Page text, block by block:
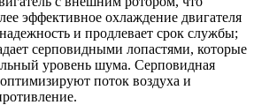
эффективное охлаждение двигателя
и продлевает срок службы;
серповидными лопастями, которые
уровень шума. Серповидная
поток воздуха и